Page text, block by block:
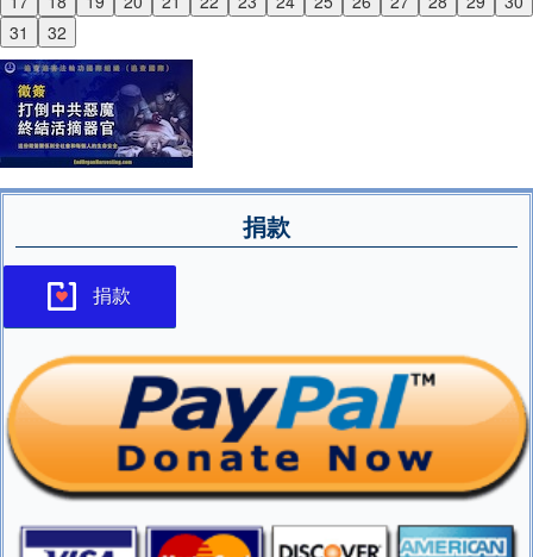
31
32
Next
捐款
捐款